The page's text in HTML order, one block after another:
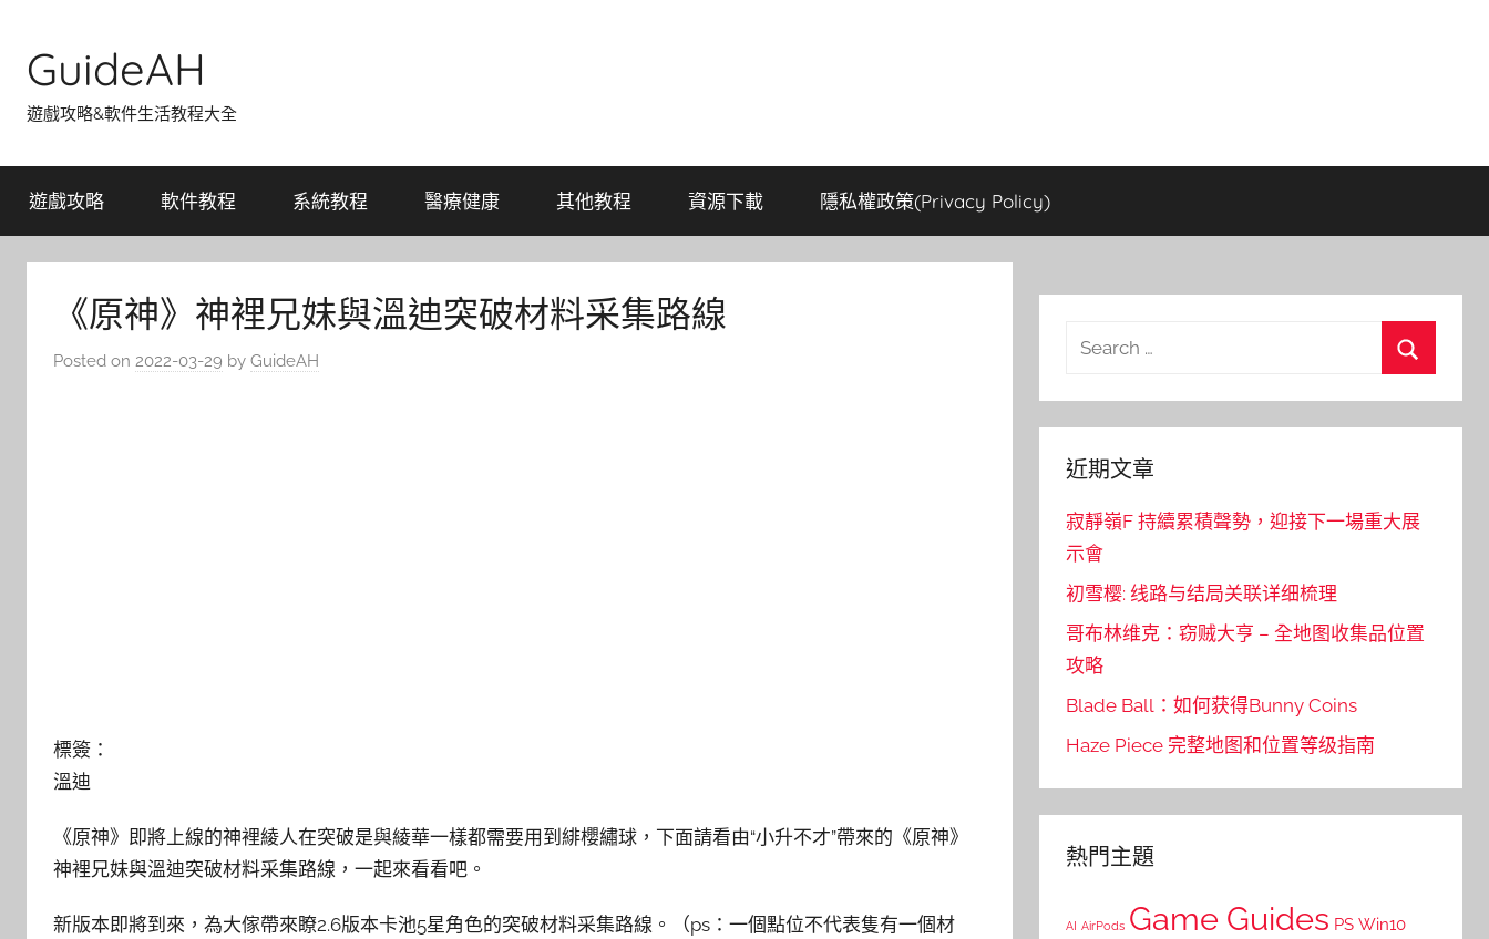
content
GuideAH
遊戲攻略&軟件生活教程大全
遊戲攻略 軟件教程 系統教程 醫療健康 其他教程 資源下載 隱私權政策(Privacy Policy)
《原神》神裡兄妹與溫迪突破材料采集路線
Posted on 2022-03-29 by GuideAH
標簽：
溫迪
《原神》即將上線的神裡綾人在突破是與綾華一樣都需要用到緋櫻繡球，下面請看由“小升不才”帶來的《原神》
神裡兄妹與溫迪突破材料采集路線，一起來看看吧。
新版本即將到來，為大傢帶來瞭2.6版本卡池5星角色的突破材料采集路線。（ps：一個點位不代表隻有一個材
Search
近期文章
寂靜嶺F 持續累積聲勢，迎接下一場重大展
示會
初雪樱: 线路与结局关联详细梳理
哥布林维克：窃贼大亨 – 全地图收集品位置
攻略
Blade Ball：如何获得Bunny Coins
Haze Piece 完整地图和位置等级指南
熱門主題
AI AirPods Game Guides PS Win10